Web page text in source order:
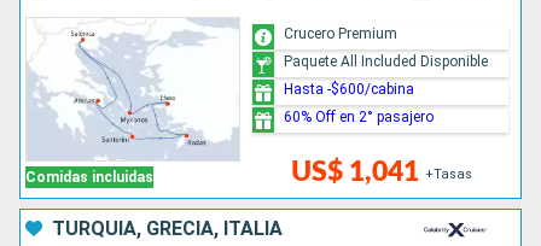
Comidas incluidas US$ 1,041 +Tasas
Crucero Premium
Paquete All Included Disponible
Hasta -$600/cabina
60% Off en 2° pasajero
TURQUÍA, GRECIA, ITALIA